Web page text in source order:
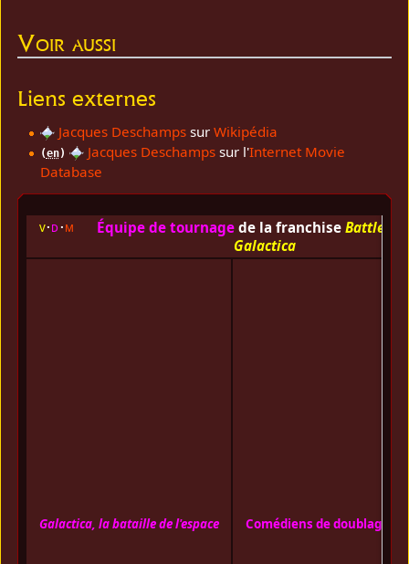
Voir aussi
Liens externes
Jacques Deschampssur Wikipédia
(en) Jacques Deschampssur l'Internet Movie
Database
v d m Équipe de tournagede la franchise Battlestar
Galactica
Galactica, la bataille de l'espace Comédiens de doublage